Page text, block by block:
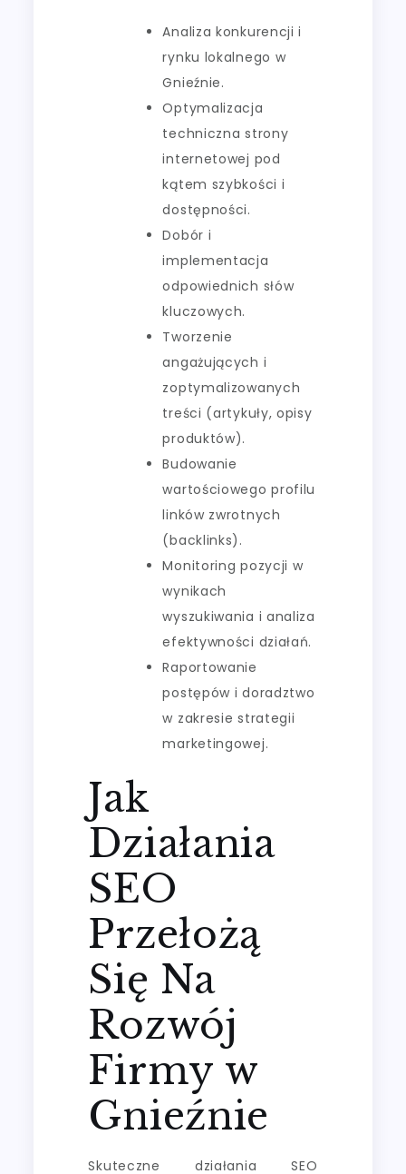
Analiza konkurencji i
rynku lokalnego w
Gnieźnie.
Optymalizacja
techniczna strony
internetowej pod
kątem szybkości i
dostępności.
Dobór i
implementacja
odpowiednich słów
kluczowych.
Tworzenie
angażujących i
zoptymalizowanych
treści (artykuły, opisy
produktów).
Budowanie
wartościowego profilu
linków zwrotnych
(backlinks).
Monitoring pozycji w
wynikach
wyszukiwania i analiza
efektywności działań.
Raportowanie
postępów i doradztwo
w zakresie strategii
marketingowej.
Jak
Działania
SEO
Przełożą
Się Na
Rozwój
Firmy w
Gnieźnie
Skuteczne działania SEO